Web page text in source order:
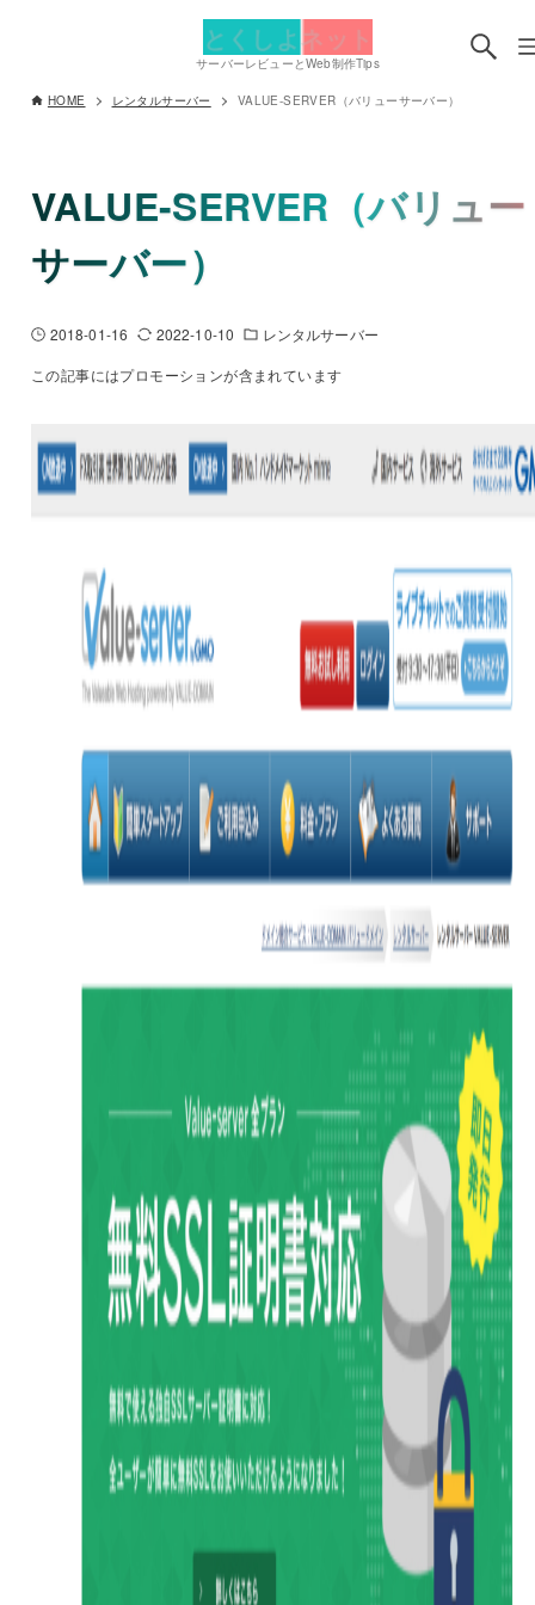
とくしよネット
サーバーレビューとWeb制作Tips
HOME レンタルサーバー VALUE-SERVER（バリューサーバー）
VALUE-SERVER（バリュー
サーバー）
2018-01-16 2022-10-10
レンタルサーバー
この記事にはプロモーションが含まれています